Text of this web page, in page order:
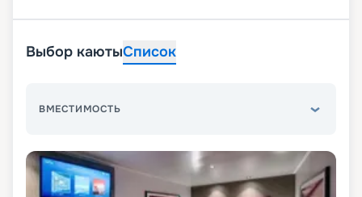
Выбор каютыСписок
ВМЕСТИМОСТЬ